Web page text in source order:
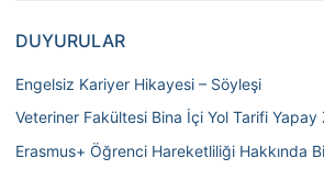
DUYURULAR
Engelsiz Kariyer Hikayesi – Söyleşi
Veteriner Fakültesi Bina İçi Yol Tarifi Yapay
Erasmus+ Öğrenci Hareketliliği Hakkında